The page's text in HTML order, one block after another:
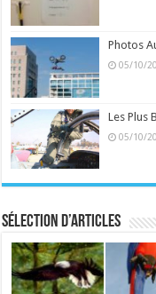
Photos
05/10/
Les Plus
05/10/
Sélection d’articles